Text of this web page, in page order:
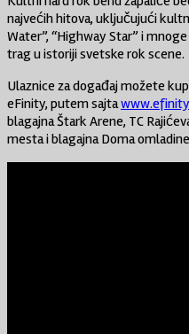
najvećih hitova, uključujući
Water”, “Highway Star” i
trag u istoriji svetske rok scene.
Ulaznice za događaj možete
eFinity, putem sajta
blagajna Štark Arene, TC
mesta i blagajna Doma